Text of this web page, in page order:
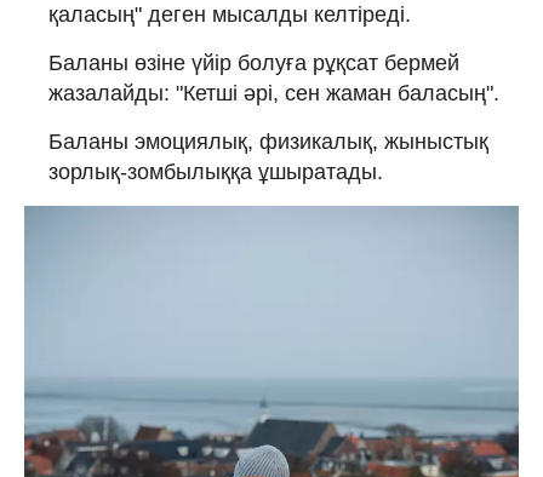
қаласың" деген мысалды келтіреді.
Баланы өзіне үйір болуға рұқсат бермей
жазалайды: "Кетші әрі, сен жаман баласың".
Баланы эмоциялық, физикалық, жыныстық
зорлық-зомбылыққа ұшыратады.